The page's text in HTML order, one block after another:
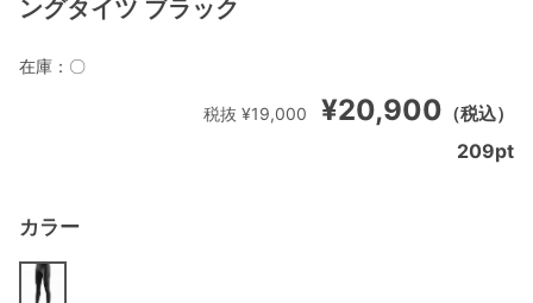
ングタイツ ブラック
¥20,900 （税込）
税抜 ¥19,000
カラー
在庫： 〇
209pt